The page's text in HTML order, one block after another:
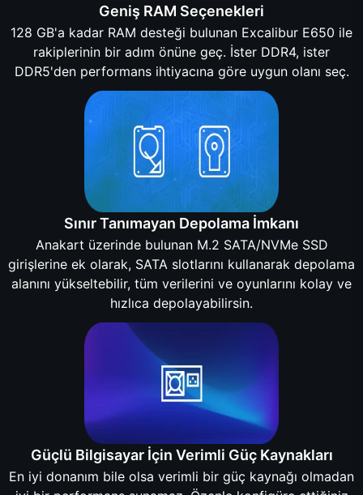
Geniş RAM Seçenekleri
128 GB'a kadar RAM desteği bulunan Excalibur E650 ile
rakiplerinin bir adım önüne geç. İster DDR4, ister
DDR5'den performans ihtiyacına göre uygun olanı seç.
Sınır Tanımayan Depolama İmkanı
Anakart üzerinde bulunan M.2 SATA/NVMe SSD
girişlerine ek olarak, SATA slotlarını kullanarak depolama
alanını yükseltebilir, tüm verilerini ve oyunlarını kolay ve
hızlıca depolayabilirsin.
Güçlü Bilgisayar İçin Verimli Güç Kaynakları
En iyi donanım bile olsa verimli bir güç kaynağı olmadan